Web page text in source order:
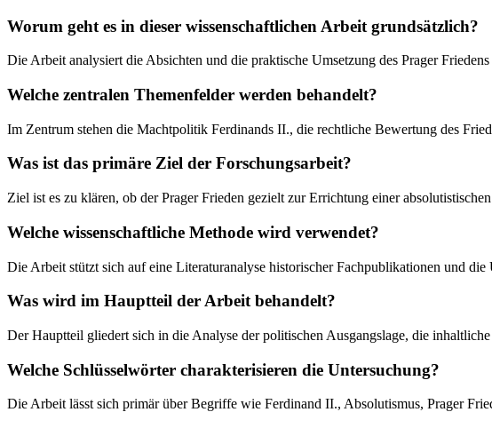
Worum geht es in dieser wissenschaftlichen Arbeit grundsätzlich?
Die Arbeit analysiert die Absichten und die praktische Umsetzung des Prager
Welche zentralen Themenfelder werden behandelt?
Im Zentrum stehen die Machtpolitik Ferdinands II., die rechtliche Bewertung des
Was ist das primäre Ziel der Forschungsarbeit?
Ziel ist es zu klären, ob der Prager Frieden gezielt zur Errichtung einer
Welche wissenschaftliche Methode wird verwendet?
Die Arbeit stützt sich auf eine Literaturanalyse historischer Fachpublikationen und
Was wird im Hauptteil der Arbeit behandelt?
Der Hauptteil gliedert sich in die Analyse der politischen Ausgangslage, die
Welche Schlüsselwörter charakterisieren die Untersuchung?
Die Arbeit lässt sich primär über Begriffe wie Ferdinand II., Absolutismus, Prager